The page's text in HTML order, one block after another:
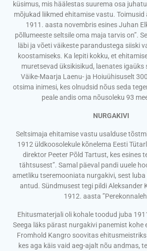
küsimus, mis häälestas suurema osa
mõjukad liikmed ehitamise vastu. Toimusid
1911. aasta novembris esines Juhan
põllumeeste seltsile oma maja tarvis on”.
läbi ja võeti väikeste parandustega siiski
koostamiseks. Ka lepiti kokku, et
muretsevad üksikisikud, laenates igaüks
Väike-Maarja Laenu- ja Hoiuühisuselt
otsima inimesi, kes olnudsid nõus seda
peale andis oma nõusoleku 93
NURGAKIVI
Seltsimaja ehitamise vastu usalduse
1912 üldkoosolekule kõnelema Eesti
direktor Peeter Põld Tartust, kes esines
tähtsusest”. Samal päeval pandi uuele
ametliku tseremooniata nurgakivi, sest
antud. Sündmusest tegi pildi Aleksander
1912. aasta
Ehitusmaterjali oli kohale toodud juba
Seega läks pärast nurgakivi panemist kohe
Fromhold Kangro soovitas
kes aga käis vaid aeg-ajalt nõu andmas,